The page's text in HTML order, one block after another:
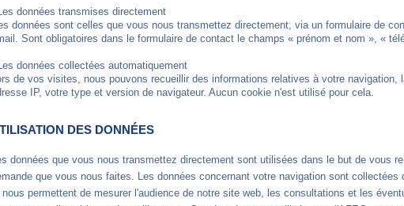
données transmises directement
données sont celles que vous nous transmettez directement, via un formulaire de
Sont obligatoires dans le formulaire de contact le champs « prénom et nom », «
données collectées automatiquement
de vos visites, nous pouvons recueillir des informations relatives à votre navigation,
IP, votre type et version de navigateur. Aucun cookie n'est utilisé pour cela.
DES DONNÉES
données que vous nous transmettez directement sont utilisées dans le but de vous
que vous nous faites. Les données concernant votre navigation sont collectées
nous permettent de mesurer l'audience de notre site web, les consultations et les